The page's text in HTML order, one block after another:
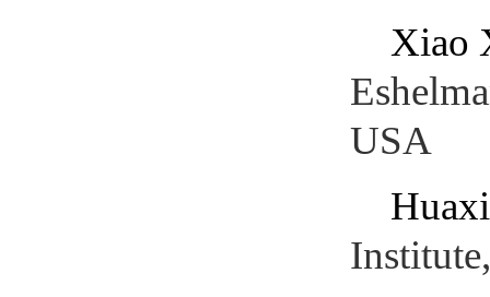
Xiao
USA